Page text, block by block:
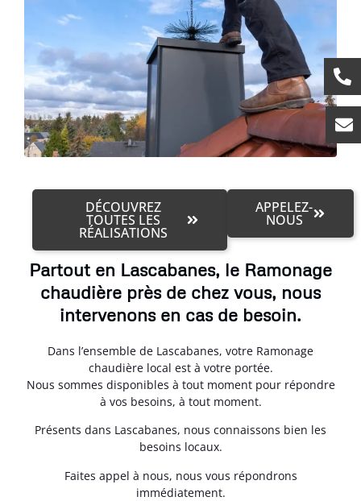
DÉCOUVREZ
TOUTES LES
RÉALISATIONS
APPELEZ-
NOUS
Partout en Lascabanes, le Ramonage
chaudière près de chez vous, nous
intervenons en cas de besoin.
Dans l’ensemble de Lascabanes, votre Ramonage
chaudière local est à votre portée.
Nous sommes disponibles à tout moment pour répondre
à vos besoins, à tout moment.
Présents dans Lascabanes, nous connaissons bien les
besoins locaux.
Faites appel à nous, nous vous répondrons
immédiatement.